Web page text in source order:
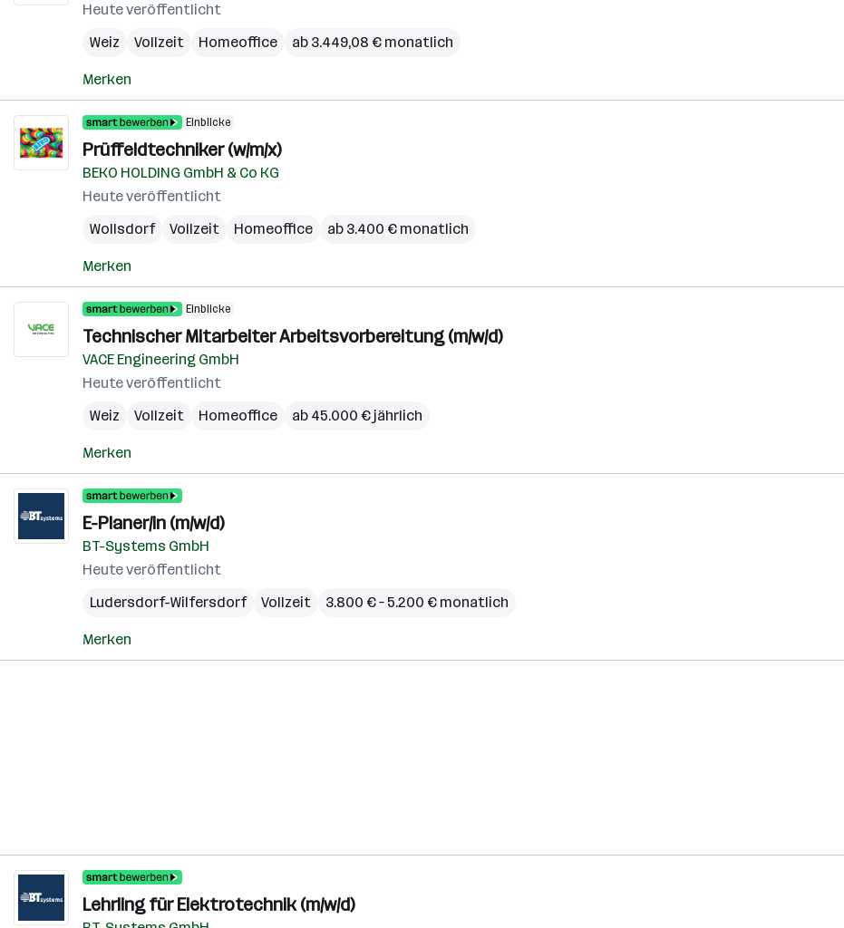
Heute veröffentlicht
Weiz
Vollzeit Homeoffice ab 3.449,08 € monatlich
Merken
Einblicke
Prüffeldtechniker (w/m/x)
BEKO HOLDING GmbH & Co KG
Heute veröffentlicht
Wollsdorf
Vollzeit Homeoffice ab 3.400 € monatlich
Merken
Einblicke
Technischer Mitarbeiter Arbeitsvorbereitung (m/w/d)
VACE Engineering GmbH
Heute veröffentlicht
Weiz
Vollzeit Homeoffice ab 45.000 € jährlich
Merken
E-Planer/in (m/w/d)
BT-Systems GmbH
Heute veröffentlicht
Ludersdorf-Wilfersdorf
Vollzeit 3.800 € – 5.200 € monatlich
Merken
Lehrling für Elektrotechnik (m/w/d)